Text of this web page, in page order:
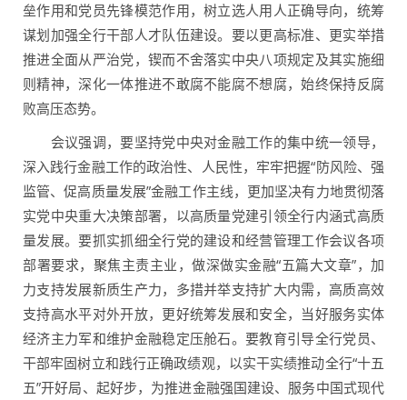
垒作用和党员先锋模范作用，树立选人用人正确导向，统筹
谋划加强全行干部人才队伍建设。要以更高标准、更实举措
推进全面从严治党，锲而不舍落实中央八项规定及其实施细
则精神，深化一体推进不敢腐不能腐不想腐，始终保持反腐
败高压态势。
会议强调，要坚持党中央对金融工作的集中统一领导，
深入践行金融工作的政治性、人民性，牢牢把握“防风险、强
监管、促高质量发展”金融工作主线，更加坚决有力地贯彻落
实党中央重大决策部署，以高质量党建引领全行内涵式高质
量发展。要抓实抓细全行党的建设和经营管理工作会议各项
部署要求，聚焦主责主业，做深做实金融“五篇大文章”，加
力支持发展新质生产力，多措并举支持扩大内需，高质高效
支持高水平对外开放，更好统筹发展和安全，当好服务实体
经济主力军和维护金融稳定压舱石。要教育引导全行党员、
干部牢固树立和践行正确政绩观，以实干实绩推动全行“十五
五”开好局、起好步，为推进金融强国建设、服务中国式现代